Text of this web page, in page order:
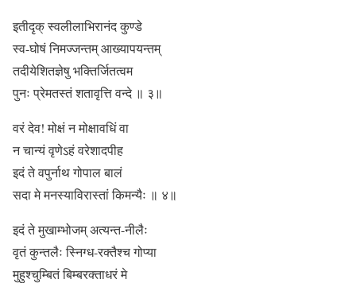
इतीदृक् स्वलीलाभिरानंद कुण्डे
स्व-घोषं निमज्जन्तम् आख्यापयन्तम्
तदीयेशितज्ञेषु भक्तिर्जितत्वम
पुनः प्रेमतस्तं शतावृत्ति वन्दे ॥ ३॥
वरं देव! मोक्षं न मोक्षावधिं वा
न चान्यं वृणेऽहं वरेशादपीह
इदं ते वपुर्नाथ गोपाल बालं
सदा मे मनस्याविरास्तां किमन्यैः ॥ ४॥
इदं ते मुखाम्भोजम् अत्यन्त-नीलैः
वृतं कुन्तलैः स्निग्ध-रक्तैश्च गोप्या
मुहुश्चुम्बितं बिम्बरक्ताधरं मे